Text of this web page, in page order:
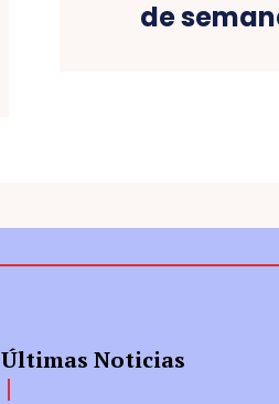
de
Últimas Noticias